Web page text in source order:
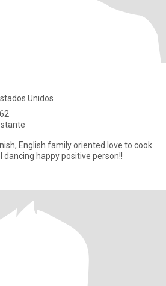
Unidos
English family oriented love to cook
happy positive person!!